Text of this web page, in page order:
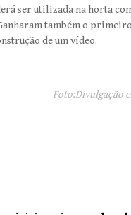
ser utilizada na horta
também o
de um vídeo.
Foto:Divulgação